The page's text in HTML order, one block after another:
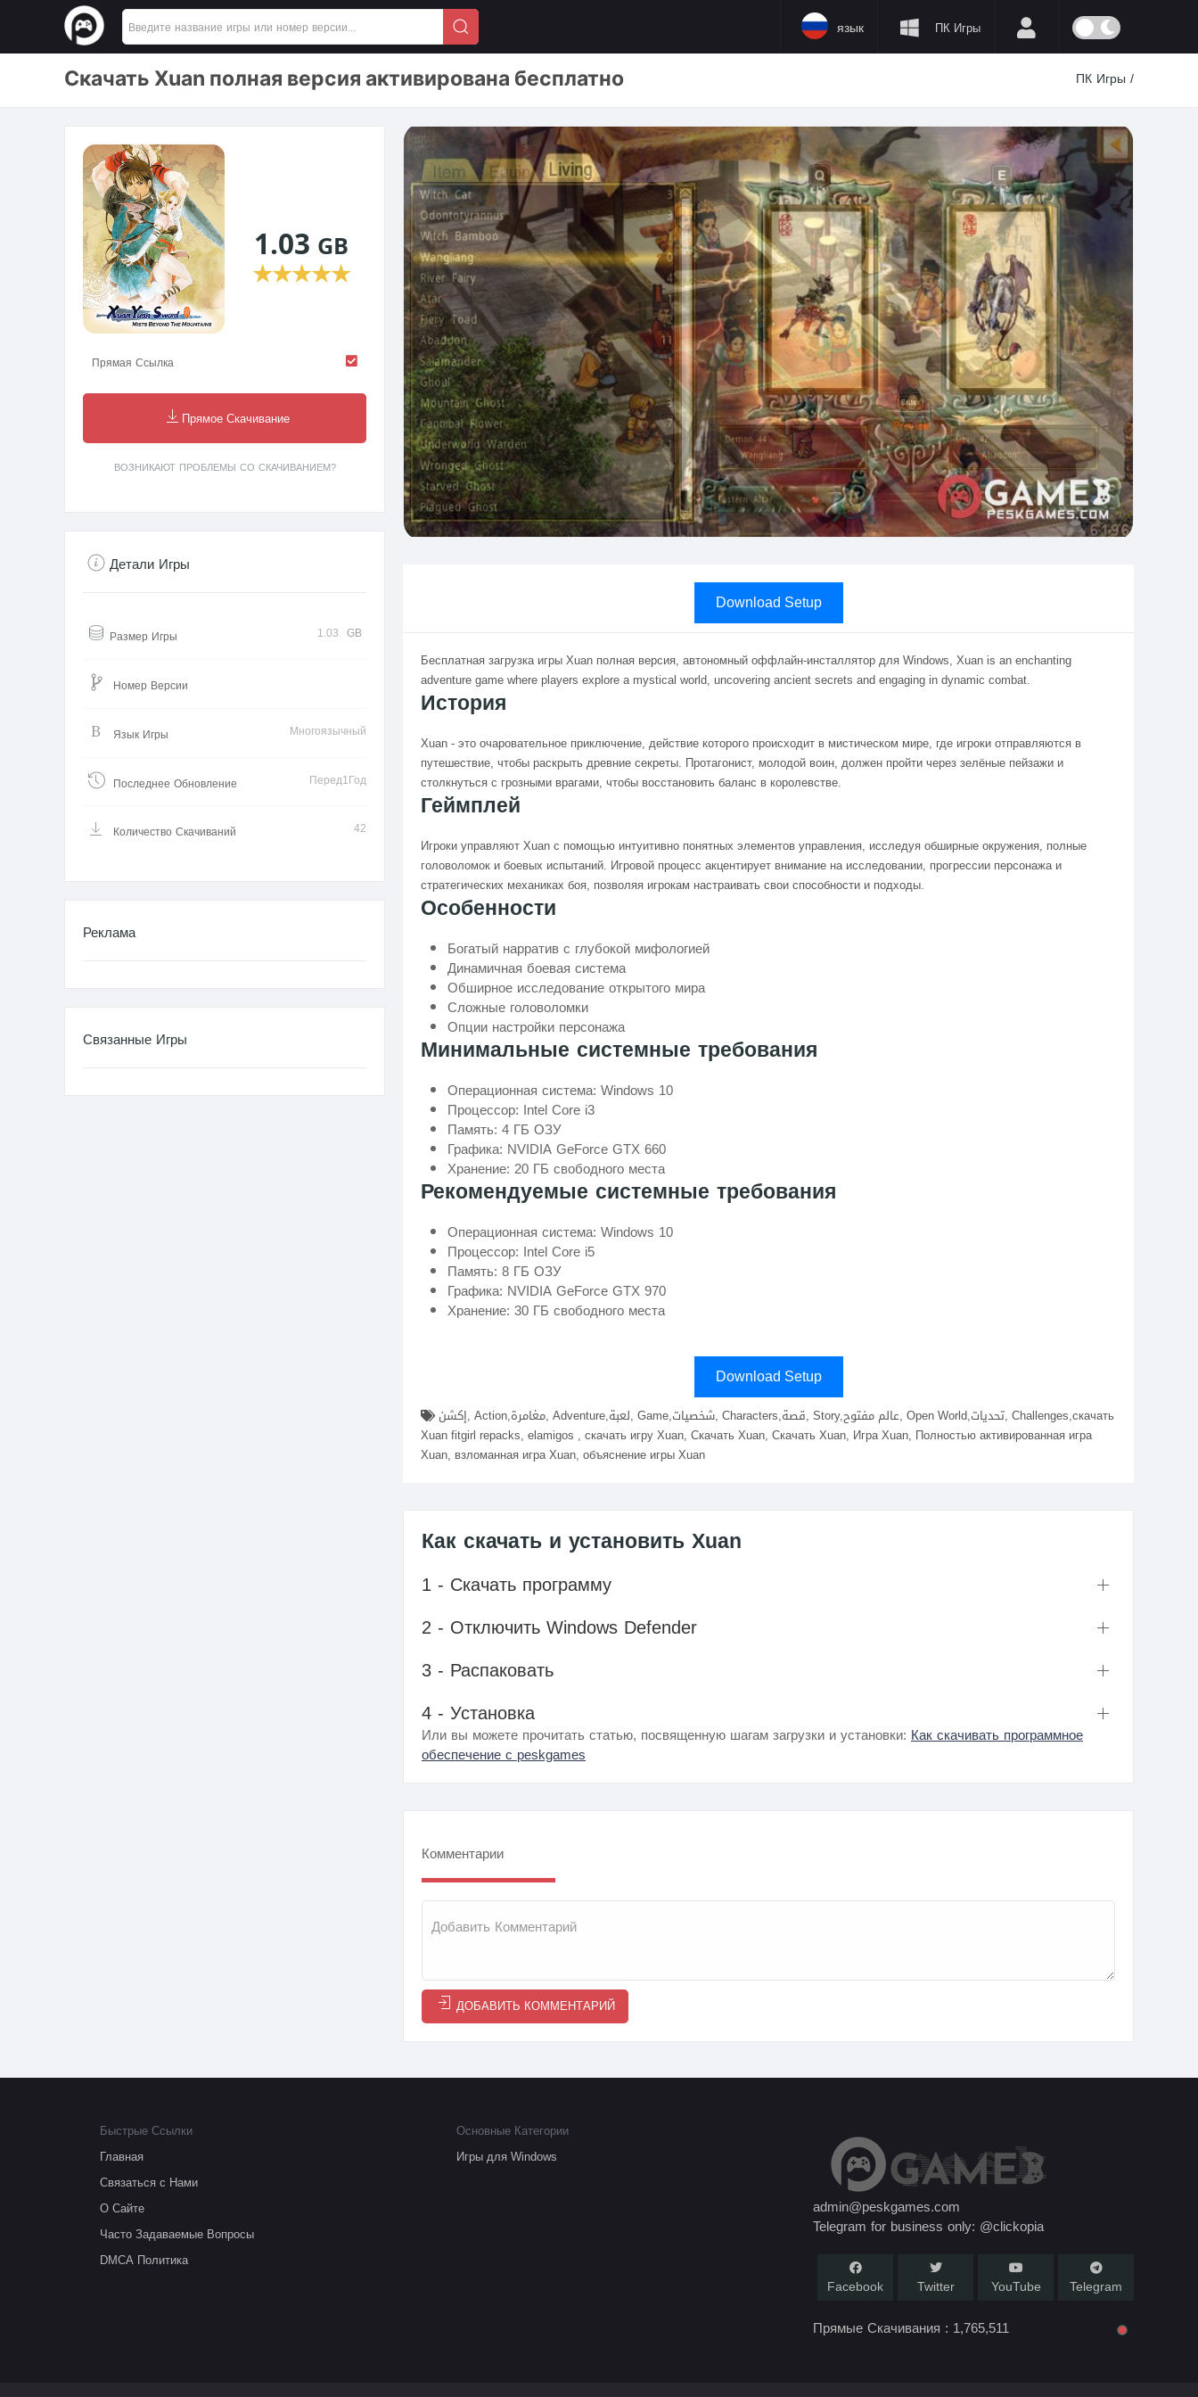
ПК Игры
язык
Скачать Xuan полная версия активирована бесплатно ПК Игры /
Download Setup
Бесплатная загрузка игры Xuan полная версия, автономный оффлайн-инсталлятор для Windows, Xuan is an enchanting
adventure game where players explore a mystical world, uncovering ancient secrets and engaging in dynamic combat.
История
Xuan - это очаровательное приключение, действие которого происходит в мистическом мире, где игроки отправляются в
путешествие, чтобы раскрыть древние секреты. Протагонист, молодой воин, должен пройти через зелёные пейзажи и
столкнуться с грозными врагами, чтобы восстановить баланс в королевстве.
Геймплей
Игроки управляют Xuan с помощью интуитивно понятных элементов управления, исследуя обширные окружения, полные
головоломок и боевых испытаний. Игровой процесс акцентирует внимание на исследовании, прогрессии персонажа и
стратегических механиках боя, позволяя игрокам настраивать свои способности и подходы.
Особенности
Богатый нарратив с глубокой мифологией
Динамичная боевая система
Обширное исследование открытого мира
Сложные головоломки
Опции настройки персонажа
Минимальные системные требования
Операционная система: Windows 10
Процессор: Intel Core i3
Память: 4 ГБ ОЗУ
Графика: NVIDIA GeForce GTX 660
Хранение: 20 ГБ свободного места
Рекомендуемые системные требования
Операционная система: Windows 10
Процессор: Intel Core i5
Память: 8 ГБ ОЗУ
Графика: NVIDIA GeForce GTX 970
Хранение: 30 ГБ свободного места
Download Setup
Xuan fitgirl repacks, elamigos , скачать игру Xuan, Скачать Xuan, Скачать Xuan, Игра Xuan, Полностью активированная игра
Xuan, взломанная игра Xuan, объяснение игры Xuan
Как скачать и установить Xuan
1 - Скачать программу
2 - Отключить Windows Defender
3 - Распаковать
4 - Установка
Или вы можете прочитать статью, посвященную шагам загрузки и установки: Как скачивать программное
обеспечение с peskgames
Комментарии
ДОБАВИТЬ КОММЕНТАРИЙ
1.03 GB
★★★★★
Прямая Ссылка
Прямое Скачивание
ВОЗНИКАЮТ ПРОБЛЕМЫ СО СКАЧИВАНИЕМ?
Детали Игры
Размер Игры 1.03 GB
Номер Версии
Язык Игры Многоязычный
Последнее Обновление Перед1Год
Количество Скачиваний 42
Реклама
Связанные Игры
Быстрые Ссылки
Главная
Связаться с Нами
О Сайте
Часто Задаваемые Вопросы
DMCA Политика
Основные Категории
Игры для Windows
admin@peskgames.com
Telegram for business only: @clickopia
Facebook Twitter YouTube Telegram
Прямые Скачивания : 1,765,511